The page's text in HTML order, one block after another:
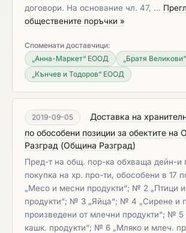
договори. На основание чл. 47, …
обществените поръчки »
Споменати доставчици:
„Анна-Маркет“ ЕООД
„Братя
„Кънчев и Тодоров“ ЕООД
2019-09-05
Доставка на
по обособени позиции за обектите на
Разград (Община Разград)
Пред-т на общ. пор-ка обхваща дейн-и
покупка на хр. про-ти, обособени в 17
„Месо и месни продукти“; № 2 „Птици и
продукти“; № 3 „Яйца“; № 4 „Сирене и
произведени от млечни продукти“; №
кашк. продукти“; № 6 „Мляко и млеч.